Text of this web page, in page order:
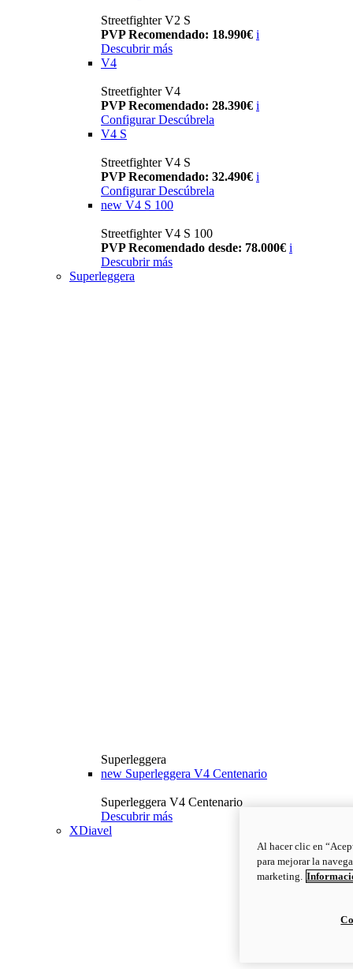
Streetfighter V2 S
PVP Recomendado: 18.990€ i
Descubrir más
V4
Streetfighter V4
PVP Recomendado: 28.390€ i
Configurar Descúbrela
V4 S
Streetfighter V4 S
PVP Recomendado: 32.490€ i
Configurar Descúbrela
new V4 S 100
Streetfighter V4 S 100
PVP Recomendado desde: 78.000€ i
Descubrir más
Superleggera
Superleggera
new Superleggera V4 Centenario
Superleggera V4 Centenario
Descubrir más
XDiavel
Al hacer clic en
para mejorar la
marketing.